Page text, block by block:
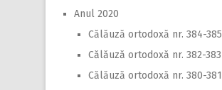
Anul 2020
Călăuză ortodoxă nr. 384-385
Călăuză ortodoxă nr. 382-383
Călăuză ortodoxă nr. 380-381